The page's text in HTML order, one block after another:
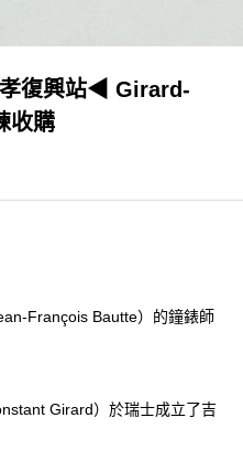
復興站◀ Girard-
收購
François Bautte）的鐘錶師
Girard）於瑞士成立了吉